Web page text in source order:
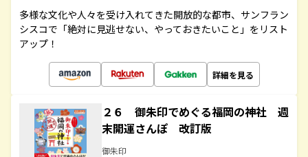
多様な文化や人々を受け入れてきた開放的な都市、サンフラン
シスコで「絶対に見逃せない、やっておきたいこと」をリスト
アップ！
詳細を見る
２６ 御朱印でめぐる福岡の神社 週
末開運さんぽ 改訂版
御朱印